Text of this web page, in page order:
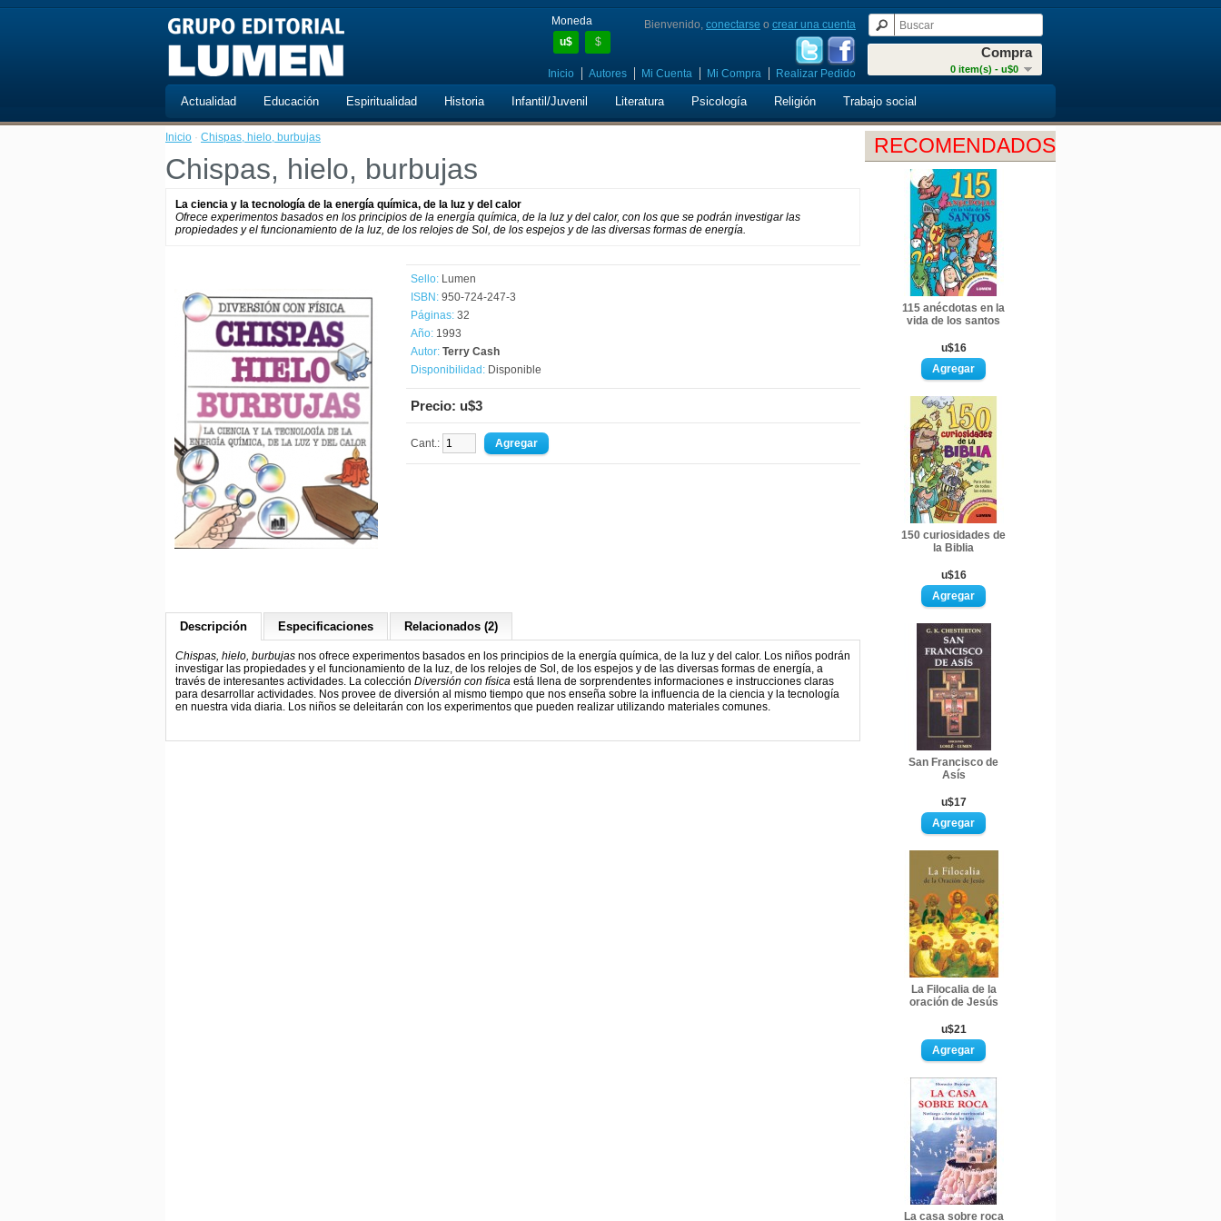
Moneda
u$
$
Compra
0 item(s) - u$0
Bienvenido, conectarse o crear una cuenta
Inicio Autores Mi Cuenta Mi Compra Realizar Pedido
Actualidad Educación Espiritualidad Historia Infantil/Juvenil Literatura Psicología Religión Trabajo social
RECOMENDADOS
115 anécdotas en la
vida de los santos
u$16
150 curiosidades de
la Biblia
u$16
San Francisco de
Asís
u$17
La Filocalia de la
oración de Jesús
u$21
La casa sobre roca
Inicio · Chispas, hielo, burbujas
Chispas, hielo, burbujas
La ciencia y la tecnología de la energía química, de la luz y del calor
Ofrece experimentos basados en los principios de la energía química, de la luz y del calor, con los que se podrán investigar las
propiedades y el funcionamiento de la luz, de los relojes de Sol, de los espejos y de las diversas formas de energía.
Sello: Lumen
ISBN: 950-724-247-3
Páginas: 32
Año: 1993
Autor: Terry Cash
Disponibilidad: Disponible
Precio: u$3
Cant.:
Descripción Especificaciones Relacionados (2)
Chispas, hielo, burbujas nos ofrece experimentos basados en los principios de la energía química, de la luz y del calor. Los niños podrán
investigar las propiedades y el funcionamiento de la luz, de los relojes de Sol, de los espejos y de las diversas formas de energía, a
través de interesantes actividades. La colección Diversión con física está llena de sorprendentes informaciones e instrucciones claras
para desarrollar actividades. Nos provee de diversión al mismo tiempo que nos enseña sobre la influencia de la ciencia y la tecnología
en nuestra vida diaria. Los niños se deleitarán con los experimentos que pueden realizar utilizando materiales comunes.